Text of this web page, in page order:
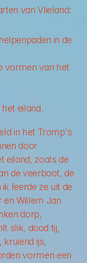
van Vlieland:
in de
vormen van het
eiland.
in het Tromp's
door
eiland, zoals de
de veerboot, de
leerde ze uit de
en Willem Jan
dorp,
slik, dood tij,
kruiend ijs,
vormen een